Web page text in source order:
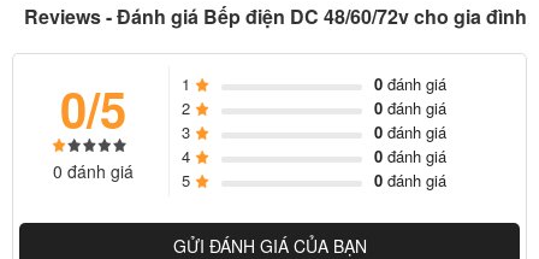
Reviews - Đánh giá Bếp điện DC 48/60/72v cho gia đình
0/5
0 đánh giá
1 0đánh giá
2
0đánh giá
3
0đánh giá
4
0đánh giá
5
0đánh giá
GỬI ĐÁNH GIÁ CỦA BẠN